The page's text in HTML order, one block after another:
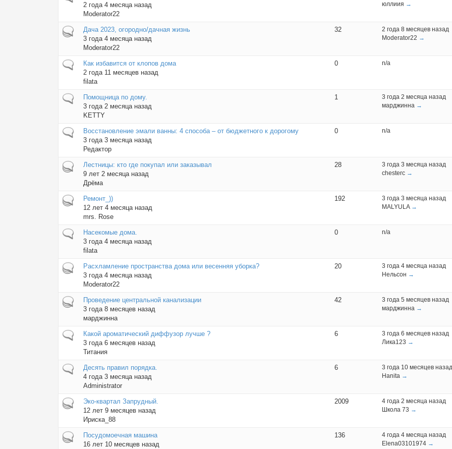
2 года 4 месяца назад
Moderator22
юллиия →
Горячая темаДача 2023, огородно/дачная жизнь
3 года 4 месяца назад
Moderator22
32
2 года 8 месяцев назад
Moderator22 →
Обычная темаКак избавится от клопов дома
2 года 11 месяцев назад
filata
0 n/a
Обычная темаПомощница по дому.
3 года 2 месяца назад
KETTY
1
3 года 2 месяца назад
марджинна →
Обычная темаВосстановление эмали ванны: 4 способа – от бюджетного к дорогому
3 года 3 месяца назад
Редактор
0 n/a
Горячая темаЛестницы: кто где покупал или заказывал
9 лет 2 месяца назад
Дрёма
28
3 года 3 месяца назад
chesterc →
Горячая тема
Ремонт_))
12 лет 4 месяца назад
mrs. Rose
192
3 года 3 месяца назад
MALYULA →
Обычная темаНасекомые дома.
3 года 4 месяца назад
filata
0 n/a
Горячая темаРасхламление пространства дома или весенняя уборка?
3 года 4 месяца назад
Moderator22
20
3 года 4 месяца назад
Нельсон →
Горячая темаПроведение центральной канализации
3 года 8 месяцев назад
марджинна
42
3 года 5 месяцев назад
марджинна →
Обычная темаКакой ароматический диффузор лучше ?
3 года 6 месяцев назад
Титания
6
3 года 6 месяцев назад
Лика123 →
Обычная темаДесять правил порядка.
4 года 3 месяца назад
Administrator
6
3 года 10 месяцев назад
Hanita →
Горячая темаЭко-квартал Запрудный.
12 лет 9 месяцев назад
Ириска_88
2009
4 года 2 месяца назад
Школа 73 →
Горячая темаПосудомоечная машина
16 лет 10 месяцев назад
136
4 года 4 месяца назад
Elena03101974 →